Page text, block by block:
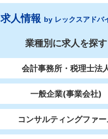
求人情報 by レックスアドバ
業種別に求人を探す
会計事務所・税理士法
一般企業(事業会社)
コンサルティングファ